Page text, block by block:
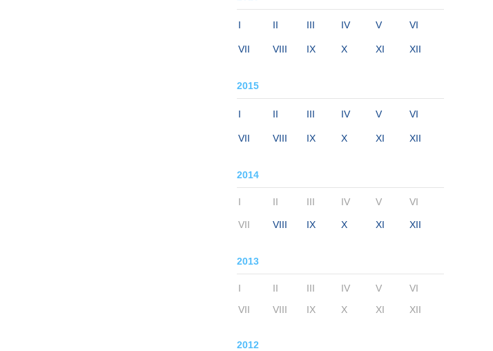
I II III IV V VI
VII VIII IX X XI XII
2015
I II III IV V VI
VII VIII IX X XI XII
2014
I II III IV V VI
VII VIII IX X XI XII
2013
I II III IV V
VI
VII
VIII IX X XI XII
2012